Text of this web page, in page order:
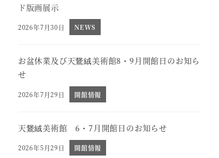
ド版画展示
投稿日
2026年7月30日 NEWS
お盆休業及び天鵞絨美術館8・9月開館日のお知ら
せ
投稿日
2026年7月29日 開館情報
天鵞絨美術館 6・7月開館日のお知らせ
投稿日
2026年5月29日 開館情報